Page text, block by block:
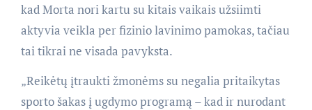
kad Morta nori kartu su kitais vaikais užsiimti
aktyvia veikla per fizinio lavinimo pamokas, tačiau
tai tikrai ne visada pavyksta.
„Reikėtų įtraukti žmonėms su negalia pritaikytas
sporto šakas į ugdymo programą – kad ir nurodant